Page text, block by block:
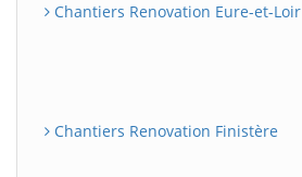
Chantiers Renovation Eure-et-Loir
Chantiers Renovation Finistère